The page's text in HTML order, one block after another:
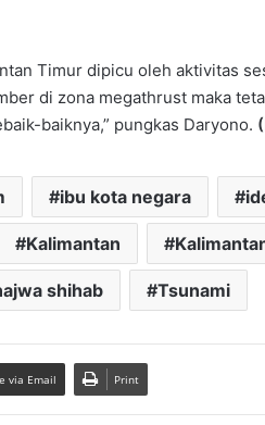
Timur dipicu oleh aktivitas
di zona megathrust maka
baiknya,” pungkas Daryono.
ibu kota negara
Kalimantan
shihab Tsunami
via Email Print